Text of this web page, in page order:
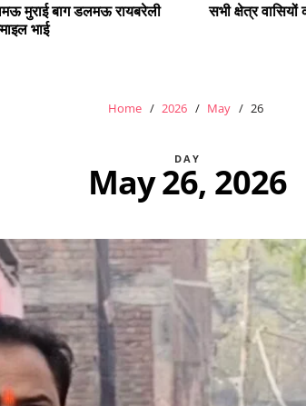
मुराई बाग डलमऊ रायबरेली
भाई
सभी क्षेत्र वासियों
Home 2026 May 26
DAY
May 26, 2026